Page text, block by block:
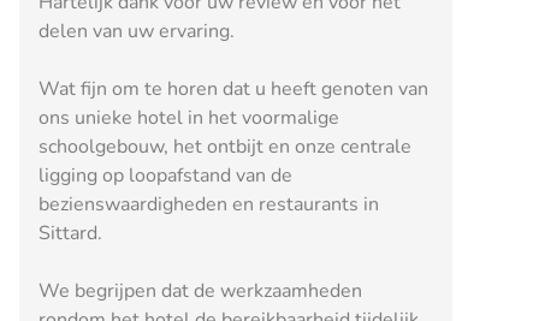
delen van uw ervaring.
Wat fijn om te horen dat u heeft genoten van
ons unieke hotel in het voormalige
schoolgebouw, het ontbijt en onze centrale
ligging op loopafstand van de
bezienswaardigheden en restaurants in
Sittard.
We begrijpen dat de werkzaamheden